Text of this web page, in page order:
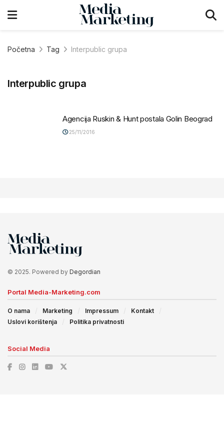
Početna Tag Interpublic grupa
Interpublic grupa
Agencija Ruskin & Hunt postala Golin Beograd
25/11/2016
© 2025. Powered by Degordian
Portal Media-Marketing.com
O nama Marketing Impressum
Kontakt
Uslovi korištenja
Politika privatnosti
Social Media